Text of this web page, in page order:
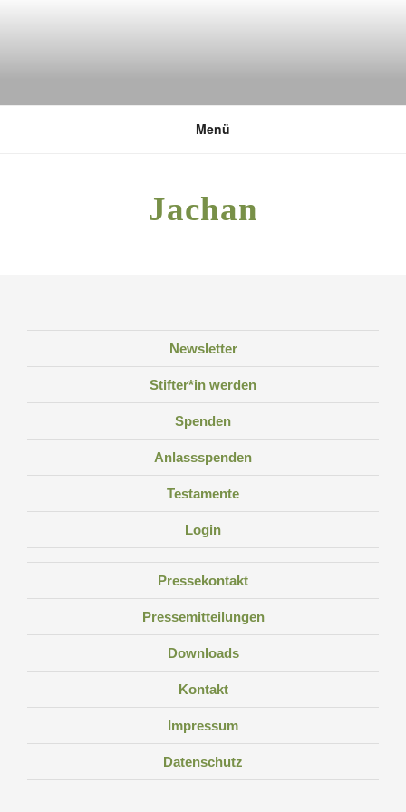
DEUTSCHE UMWELTSTIFTUNG
Menü
Jachan
Newsletter
Stifter*in werden
Spenden
Anlassspenden
Testamente
Login
Pressekontakt
Pressemitteilungen
Downloads
Kontakt
Impressum
Datenschutz